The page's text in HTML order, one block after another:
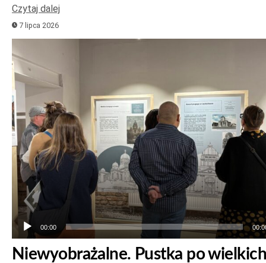
Czytaj dalej
7 lipca 2026
plików
dźwiękowych
00:00
Niewyobrażalne. Pustka po wielkich